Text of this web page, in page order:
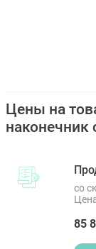
Цены на
наконечник
со
85